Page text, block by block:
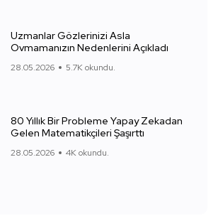
Uzmanlar Gözlerinizi Asla
Ovmamanızın Nedenlerini Açıkladı
28.05.2026 5.7K okundu.
80 Yıllık Bir Probleme Yapay Zekadan
Gelen Matematikçileri Şaşırttı
28.05.2026 4K okundu.